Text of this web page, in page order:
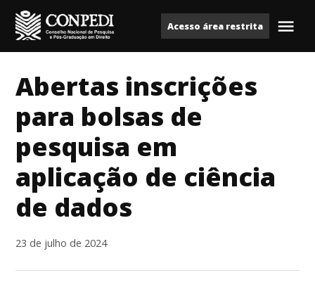
para
o
ConpediAcesso área restrita
Abertas inscrições
para bolsas de
pesquisa em
aplicação de ciência
de dados
23 de julho de 2024